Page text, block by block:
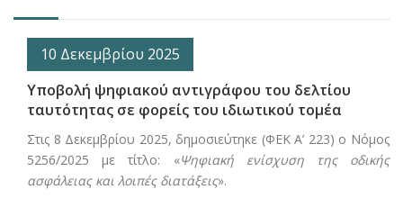
10 Δεκεμβρίου 2025
Υποβολή ψηφιακού αντιγράφου του δελτίου
ταυτότητας σε φορείς του ιδιωτικού τομέα
Στις 8 Δεκεμβρίου 2025, δημοσιεύτηκε (ΦΕΚ Α’ 223) ο Νόμος
5256/2025 με τίτλο: «Ψηφιακή ενίσχυση της οδικής
ασφάλειας και λοιπές διατάξεις».